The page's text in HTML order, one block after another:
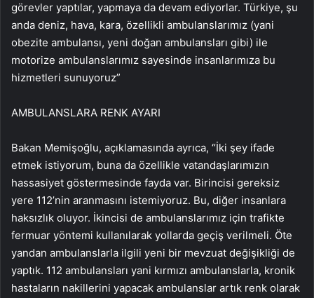
görevler yaptılar, yapmaya da devam ediyorlar. Türkiye, şu
anda deniz, hava, kara, özellikli ambulanslarımız (yani
obezite ambulansı, yeni doğan ambulansları gibi) ile
motorize ambulanslarımız sayesinde insanlarımıza bu
hizmetleri sunuyoruz”
AMBULANSLARA RENK AYARI
Bakan Memişoğlu, açıklamasında ayrıca, “İki şey ifade
etmek istiyorum, buna da özellikle vatandaşlarımızın
hassasiyet göstermesinde fayda var. Birincisi gereksiz
yere 112’nin aranmasını istemiyoruz. Bu, diğer insanlara
haksızlık oluyor. İkincisi de ambulanslarımız için trafikte
fermuar yöntemi kullanılarak yollarda geçiş verilmeli. Öte
yandan ambulanslarla ilgili yeni bir mevzuat değişikliği de
yaptık. 112 ambulansları yani kırmızı ambulanslarla, kronik
hastaların nakillerini yapacak ambulanslar artık renk olarak